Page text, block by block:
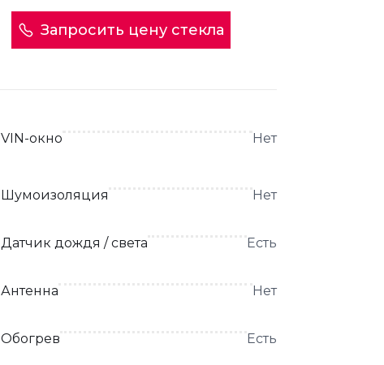
Запросить цену стекла
VIN-окно Нет
Шумоизоляция Нет
Датчик дождя / света Есть
Антенна Нет
Обогрев Есть